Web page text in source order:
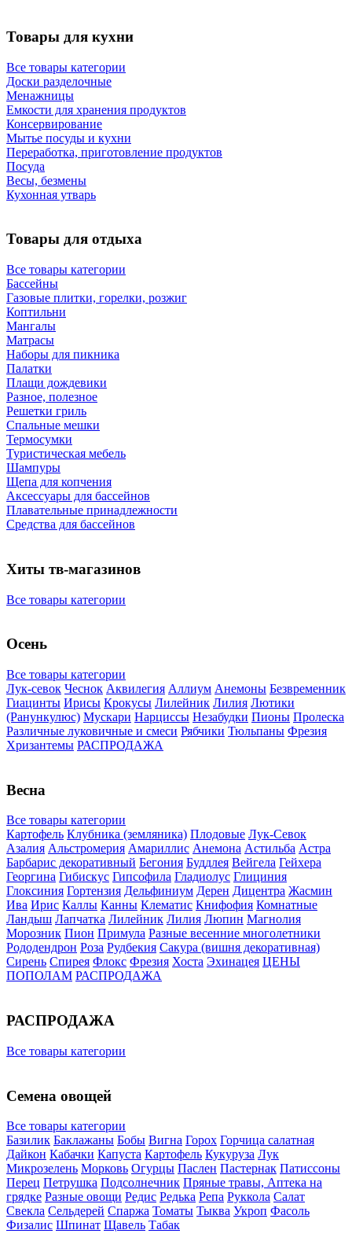
Товары для кухни
Все товары категории
Доски разделочные
Менажницы
Емкости для хранения продуктов
Консервирование
Мытье посуды и кухни
Переработка, приготовление продуктов
Посуда
Весы, безмены
Кухонная утварь
Товары для отдыха
Все товары категории
Бассейны
Газовые плитки, горелки, розжиг
Коптильни
Мангалы
Матрасы
Наборы для пикника
Палатки
Плащи дождевики
Разное, полезное
Решетки гриль
Спальные мешки
Термосумки
Туристическая мебель
Шампуры
Щепа для копчения
Аксессуары для бассейнов
Плавательные принадлежности
Средства для бассейнов
Хиты тв-магазинов
Все товары категории
Осень
Все товары категории
Лук-севок Чеснок Аквилегия Аллиум Анемоны Безвременник
Гиацинты Ирисы Крокусы Лилейник Лилия Лютики
(Ранункулюс) Мускари Нарцисcы Незабудки Пионы Пролеска
Различные луковичные и смеси Рябчики Тюльпаны Фрезия
Хризантемы РАСПРОДАЖА
Весна
Все товары категории
Картофель Клубника (земляника) Плодовые Лук-Севок
Азалия Альстромерия Амариллис Анемона Астильба Астра
Барбарис декоративный Бегония Буддлея Вейгела Гейхера
Георгина Гибискус Гипсофила Гладиолус Глициния
Глоксиния Гортензия Дельфиниум Дерен Дицентра Жасмин
Ива Ирис Каллы Канны Клематис Книфофия Комнатные
Ландыш Лапчатка Лилейник Лилия Люпин Магнолия
Морозник Пион Примула Разные весенние многолетники
Рододендрон Роза Рудбекия Сакура (вишня декоративная)
Сирень Спирея Флокс Фрезия Хоста Эхинацея ЦЕНЫ
ПОПОЛАМ РАСПРОДАЖА
РАСПРОДАЖА
Все товары категории
Семена овощей
Все товары категории
Базилик Баклажаны Бобы Вигна Горох Горчица салатная
Дайкон Кабачки Капуста Картофель Кукуруза Лук
Микрозелень Морковь Огурцы Паслен Пастернак Патиссоны
Перец Петрушка Подсолнечник Пряные травы, Аптека на
грядке Разные овощи Редис Редька Репа Руккола Салат
Свекла Сельдерей Спаржа Томаты Тыква Укроп Фасоль
Физалис Шпинат Щавель Табак